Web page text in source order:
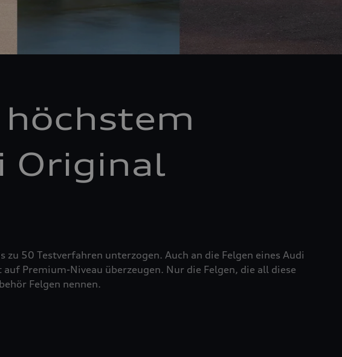
Original
50 Testverfahren unterzogen. Auch an die Felgen eines Audi
Premium-Niveau überzeugen. Nur die Felgen, die all diese
Felgen nennen.